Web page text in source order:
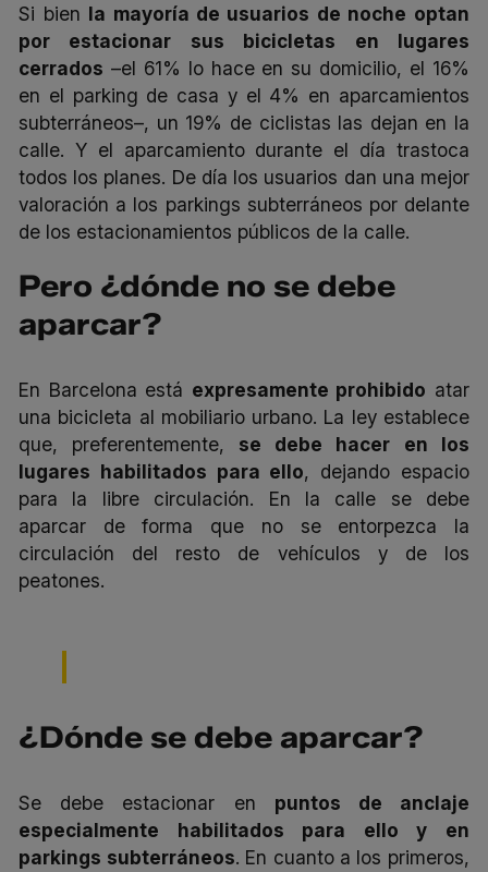
Si bien la mayoría de usuarios de noche optan
por estacionar sus bicicletas en lugares
cerrados –el 61% lo hace en su domicilio, el 16%
en el parking de casa y el 4% en aparcamientos
subterráneos–, un 19% de ciclistas las dejan en la
calle. Y el aparcamiento durante el día trastoca
todos los planes. De día los usuarios dan una mejor
valoración a los parkings subterráneos por delante
de los estacionamientos públicos de la calle.
Pero ¿dónde no se debe
aparcar?
En Barcelona está expresamente prohibido atar
una bicicleta al mobiliario urbano. La ley establece
que, preferentemente, se debe hacer en los
lugares habilitados para ello, dejando espacio
para la libre circulación. En la calle se debe
aparcar de forma que no se entorpezca la
circulación del resto de vehículos y de los
peatones.
¿Dónde se debe aparcar?
Se debe estacionar en puntos de anclaje
especialmente habilitados para ello y en
parkings subterráneos. En cuanto a los primeros,